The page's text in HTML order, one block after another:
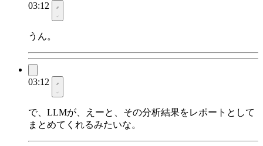
03:12
うん。
03:12
で、LLMが、えーと、その分析結果をレポートとして
まとめてくれるみたいな。